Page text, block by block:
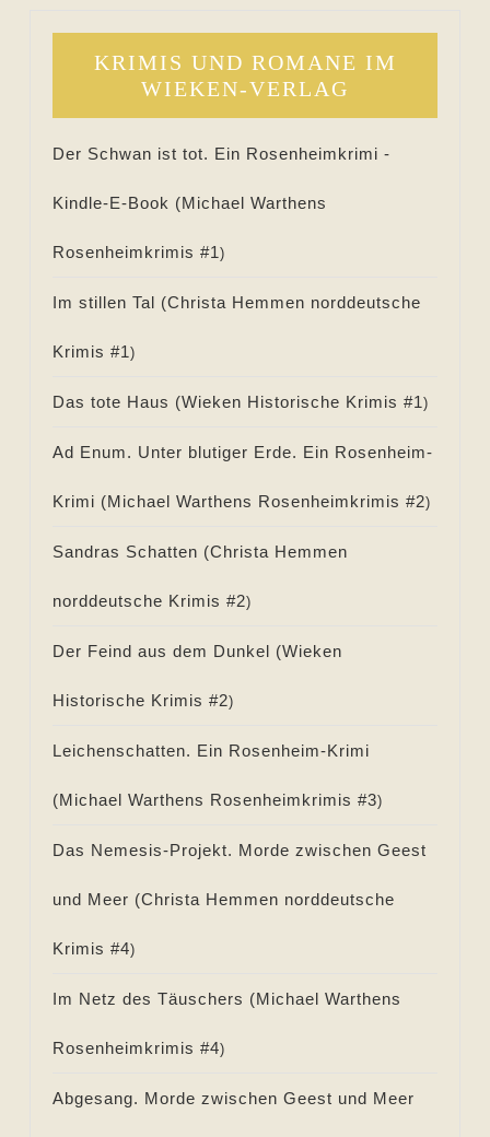
KRIMIS UND ROMANE IM
WIEKEN-VERLAG
Der Schwan ist tot. Ein Rosenheimkrimi -
Kindle-E-Book (Michael Warthens
Rosenheimkrimis #1)
Im stillen Tal (Christa Hemmen norddeutsche
Krimis #1)
Das tote Haus (Wieken Historische Krimis #1)
Ad Enum. Unter blutiger Erde. Ein Rosenheim-
Krimi (Michael Warthens Rosenheimkrimis #2)
Sandras Schatten (Christa Hemmen
norddeutsche Krimis #2)
Der Feind aus dem Dunkel (Wieken
Historische Krimis #2)
Leichenschatten. Ein Rosenheim-Krimi
(Michael Warthens Rosenheimkrimis #3)
Das Nemesis-Projekt. Morde zwischen Geest
und Meer (Christa Hemmen norddeutsche
Krimis #4)
Im Netz des Täuschers (Michael Warthens
Rosenheimkrimis #4)
Abgesang. Morde zwischen Geest und Meer